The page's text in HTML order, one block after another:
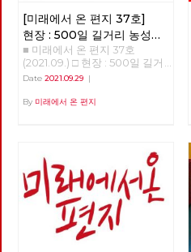
다. 세계 곳곳에서 코로나와 함
께 상당히 새로운, 그러나 사실
새롭지도 않은 현상이 일어나는
것 같다. 국가 본위의 시대가 열
리고 있다. 코로나로 가시화되었
지만 예전에도 그 지점이 보였
다. 분수령은 2008년 자본주의
의 전체적 위기 상황이었다. 그
블록 위주의 경제 시대가 온 것
이다. 현재 금융이 아닌 실물 경
제에서 생산량이 가장 많은 나라
는 이제 더이상 미국이 아닌 중
국이다. 제조업과 농업 등 실물
경제에서는 그렇다. 통계를 보면
중국도 역시 국민총생산에서 무
[미래에서 온 편지 37호]
현장 : 500일 길거리 농성의
대답
■ 미래에서 온 편지 37호
(2021.09.) □ 현장 : 500일 길거
리 농성의 대답 500일 길거리
시당위원장 아시아나 케이오 노
지, 박정남 부지부장 동지, 김정
남 전지부장 동지, 기노진 감사
동지, 김하경 동지 다섯 분의 동
지들은 복직을 위해 서울고용노
동청을 점거하고 단식농성을 하
고, 뜨거운 아스팔트 위에서 삼
보일배를 하고, 투쟁문화제를 열
고 안 해본 투쟁이 없을 정도로
Date 2021.09.29 |
By 미래에서 온 편지